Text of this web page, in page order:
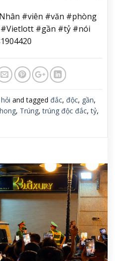
#viên #văn #phòng
#gần #tỷ #nói
and tagged đắc, độc, gần,
, Trúng,trúng độc đắc,tỷ,